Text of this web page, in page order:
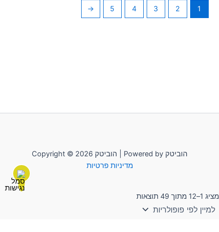
מציג 1–12 מתוך 49 תוצאות
1
2
3
4
5
←
Copyright © 2026 הוביטק | Powered by הוביטק
מדיניות פרטיות